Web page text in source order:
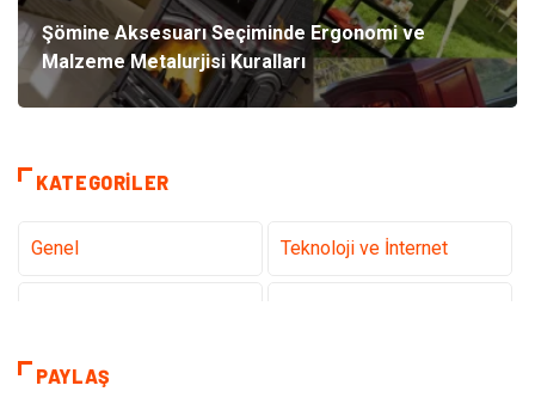
Şömine Aksesuarı Seçiminde Ergonomi ve
Malzeme Metalurjisi Kuralları
KATEGORILER
Genel Teknoloji ve İnternet
Dekorasyon
PAYLAŞ